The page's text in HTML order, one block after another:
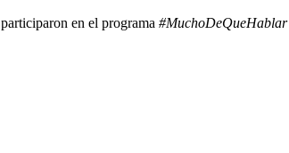
participaron en el programa #MuchoDeQueHablar